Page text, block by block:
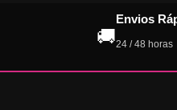
🚚
Envios
24 / 48 horas